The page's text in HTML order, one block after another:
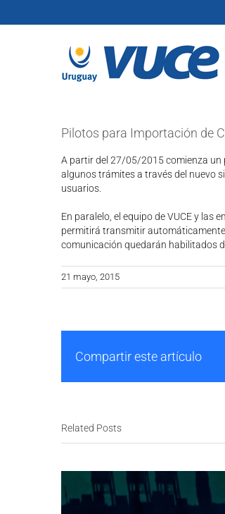
Pilotos para Importación de
A partir del 27/05/2015 comienza un
algunos trámites a través del nuevo
usuarios.
En paralelo, el equipo de VUCE y
permitirá transmitir
comunicación quedarán habilitados
21 mayo, 2015
Compartir este artículo
Related Posts